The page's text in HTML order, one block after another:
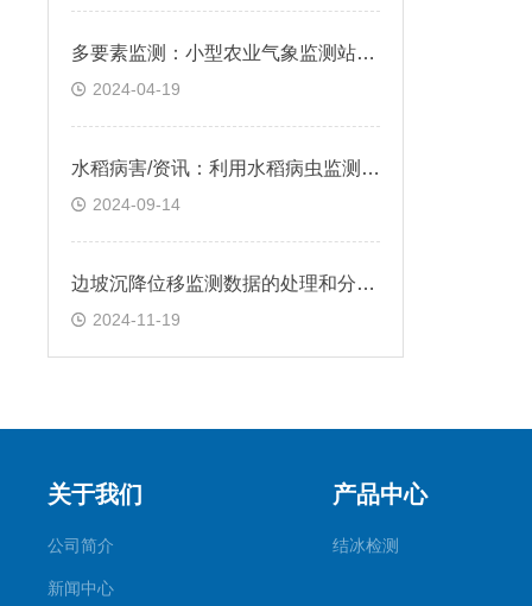
多要素监测：小型农业气象监测站为精准农业决策提供重要依据
2024-04-19
水稻病害/资讯：利用水稻病虫监测仪提升农作物健康水平
2024-09-14
边坡沉降位移监测数据的处理和分析有何讲究？
2024-11-19
关于我们
公司简介
新闻中心
产品中心
结冰检测